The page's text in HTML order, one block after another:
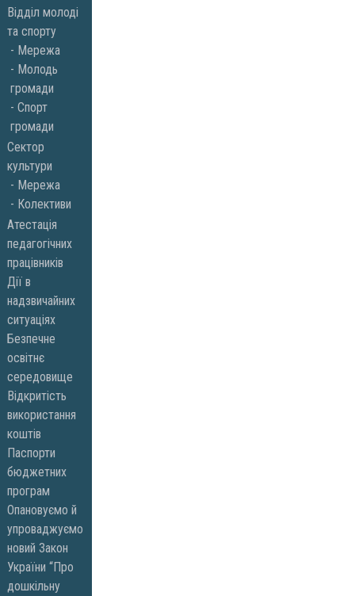
Відділ молоді
та спорту
Мережа
Молодь
громади
Спорт
громади
Сектор
культури
Мережа
Колективи
Атестація
педагогічних
працівників
Дії в
надзвичайних
ситуаціях
Безпечне
освітнє
середовище
Відкритість
використання
коштів
Паспорти
бюджетних
програм
Опановуємо й
упроваджуємо
новий Закон
України “Про
дошкільну